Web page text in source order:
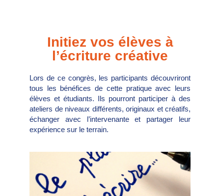
Initiez vos élèves à
l’écriture créative
Lors de ce congrès, les participants découvriront
tous les bénéfices de cette pratique avec leurs
élèves et étudiants. Ils pourront participer à des
ateliers de niveaux différents, originaux et créatifs,
échanger avec l’intervenante et partager leur
expérience sur le terrain.